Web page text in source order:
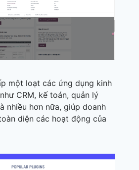
một loạt các ứng dụng kinh
CRM, kế toán, quản lý
nhiều hơn nữa, giúp doanh
diện các hoạt động của